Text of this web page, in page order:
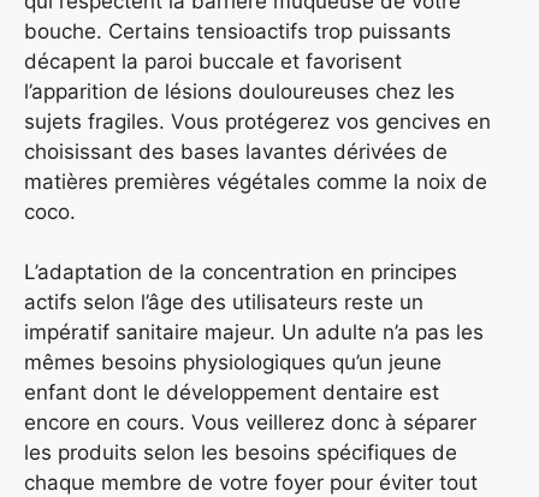
bouche. Certains tensioactifs trop puissants
décapent la paroi buccale et favorisent
l’apparition de lésions douloureuses chez les
sujets fragiles. Vous protégerez vos gencives en
choisissant des bases lavantes dérivées de
matières premières végétales comme la noix de
coco.
L’adaptation de la concentration en principes
actifs selon l’âge des utilisateurs reste un
impératif sanitaire majeur. Un adulte n’a pas les
mêmes besoins physiologiques qu’un jeune
enfant dont le développement dentaire est
encore en cours. Vous veillerez donc à séparer
les produits selon les besoins spécifiques de
chaque membre de votre foyer pour éviter tout